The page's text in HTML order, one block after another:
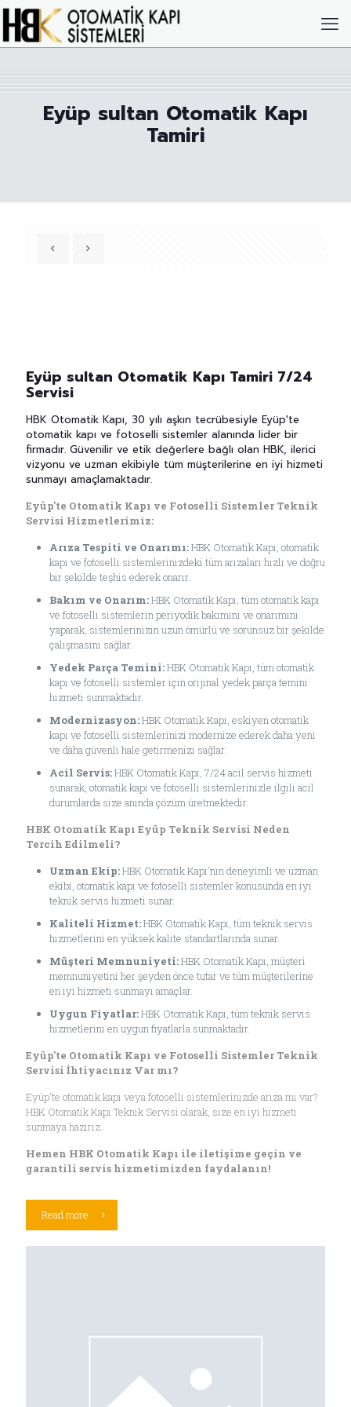
Eyüp sultan Otomatik Kapı
Tamiri
Eyüp sultan Otomatik Kapı Tamiri 7/24
Servisi
HBK Otomatik Kapı, 30 yılı aşkın tecrübesiyle Eyüp'te
otomatik kapı ve fotoselli sistemler alanında lider bir
firmadır. Güvenilir ve etik değerlere bağlı olan HBK, ilerici
vizyonu ve uzman ekibiyle tüm müşterilerine en iyi hizmeti
sunmayı amaçlamaktadır.
Eyüp'te Otomatik Kapı ve Fotoselli Sistemler Teknik
Servisi Hizmetlerimiz:
Arıza Tespiti ve Onarımı:HBK Otomatik Kapı, otomatik
kapı ve fotoselli sistemlerinizdeki tüm arızaları hızlı ve doğru
bir şekilde teşhis ederek onarır.
Bakım ve Onarım:HBK Otomatik Kapı, tüm otomatik kapı
ve fotoselli sistemlerin periyodik bakımını ve onarımını
yaparak, sistemlerinizin uzun ömürlü ve sorunsuz bir şekilde
çalışmasını sağlar.
Yedek Parça Temini:HBK Otomatik Kapı, tüm otomatik
kapı ve fotoselli sistemler için orijinal yedek parça temini
hizmeti sunmaktadır.
Modernizasyon:HBK Otomatik Kapı, eskiyen otomatik
kapı ve fotoselli sistemlerinizi modernize ederek daha yeni
ve daha güvenli hale getirmenizi sağlar.
Acil Servis:HBK Otomatik Kapı, 7/24 acil servis hizmeti
sunarak, otomatik kapı ve fotoselli sistemlerinizle ilgili acil
durumlarda size anında çözüm üretmektedir.
HBK Otomatik Kapı Eyüp Teknik Servisi Neden
Tercih Edilmeli?
Uzman Ekip:HBK Otomatik Kapı'nın deneyimli ve uzman
ekibi, otomatik kapı ve fotoselli sistemler konusunda en iyi
teknik servis hizmeti sunar.
Kaliteli Hizmet:HBK Otomatik Kapı, tüm teknik servis
hizmetlerini en yüksek kalite standartlarında sunar.
Müşteri Memnuniyeti:HBK Otomatik Kapı, müşteri
memnuniyetini her şeyden önce tutar ve tüm müşterilerine
en iyi hizmeti sunmayı amaçlar.
Uygun Fiyatlar:HBK Otomatik Kapı, tüm teknik servis
hizmetlerini en uygun fiyatlarla sunmaktadır.
Eyüp'te Otomatik Kapı ve Fotoselli Sistemler Teknik
Servisi İhtiyacınız Var mı?
Eyüp'te otomatik kapı veya fotoselli sistemlerinizde arıza mı var?
HBK Otomatik Kapı Teknik Servisi olarak, size en iyi hizmeti
sunmaya hazırız.
Hemen HBK Otomatik Kapı ile iletişime geçin ve
garantili servis hizmetimizden faydalanın!
Read more